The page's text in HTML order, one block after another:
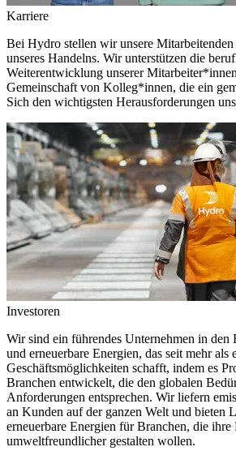
Karriere
Bei Hydro stellen wir unsere
unseres Handelns. Wir unterstützen die
Weiterentwicklung unserer
Gemeinschaft von Kolleg*innen, die ein
Sich den wichtigsten Herausforderungen
Investoren
Wir sind ein führendes Unternehmen in
und erneuerbare Energien, das seit mehr als
Geschäftsmöglichkeiten schafft, indem es
Branchen entwickelt, die den globalen
Anforderungen entsprechen. Wir liefern
an Kunden auf der ganzen Welt und bieten
erneuerbare Energien für Branchen, die ihre
umweltfreundlicher gestalten wollen.